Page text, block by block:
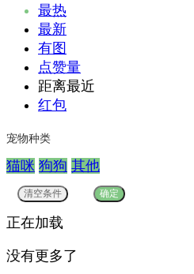
最热
最新
有图
点赞量
距离最近
红包
宠物种类
猫咪 狗狗 其他
正在加载
没有更多了